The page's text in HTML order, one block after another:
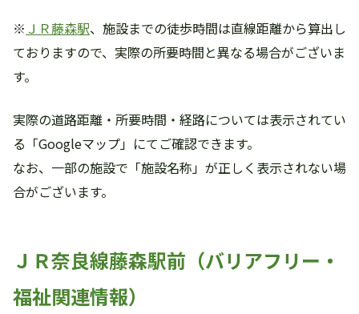
※ ＪＲ藤森駅、施設までの徒歩時間は直線距離から算出し
ておりますので、実際の所要時間と異なる場合がございま
す。
実際の道路距離・所要時間・経路については表示されてい
る「Googleマップ」にてご確認できます。
なお、一部の施設で「施設名称」が正しく表示されない場
合がございます。
ＪＲ奈良線藤森駅前（バリアフリー・
福祉関連情報）